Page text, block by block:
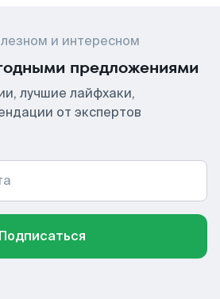
и интересном
предложениями
лучшие лайфхаки,
от экспертов
Подписаться